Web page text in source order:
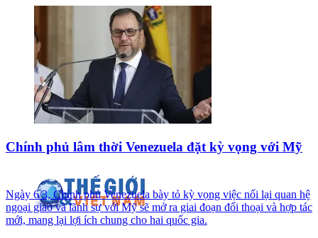
Chính phủ lâm thời Venezuela đặt kỳ vọng với Mỹ
Ngày 6/3, Chính phủ Venezuela bày tỏ kỳ vọng việc nối lại quan hệ
ngoại giao và lãnh sự với Mỹ sẽ mở ra giai đoạn đối thoại và hợp tác
mới, mang lại lợi ích chung cho hai quốc gia.